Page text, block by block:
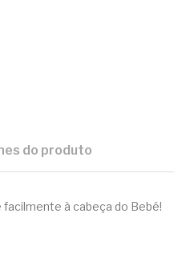
do produto
à cabeça do Bebé!